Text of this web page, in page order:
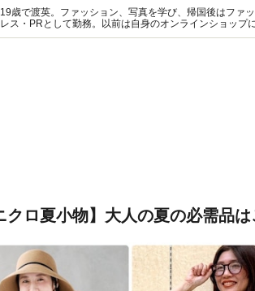
19歳で渡英。ファッション、写真を学び、帰国後はファ
レス・PRとして勤務。以前は自身のオンラインショッ
得た知識をもとに、フレッシュなファッション情報をご
クロ夏小物】大人の夏の必需品は